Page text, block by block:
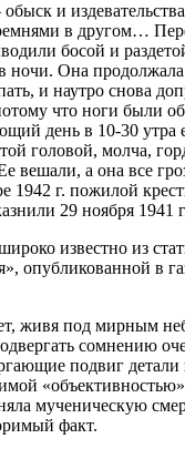
и
в другом…
босой и
ночи. Она
и наутро снова
что ноги были
день в 10-30 утра
головой, молча,
вешали, а она все
1942 г. пожилой
29 ноября 1941
известно из
опубликованной в
живя под мирным
сомнению
подвиг детали
мученическую
факт.